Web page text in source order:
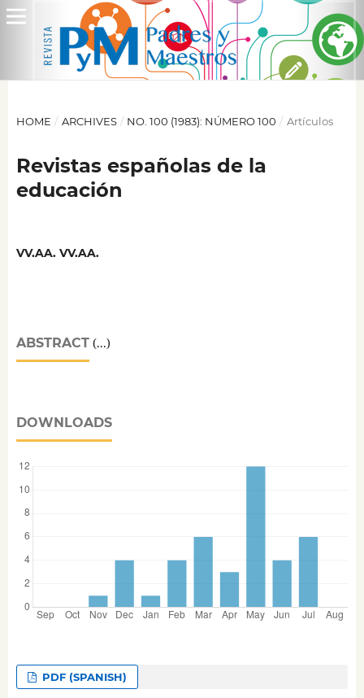
HOME / ARCHIVES / NO. 100 (1983): NÚMERO 100 / Artículos
Revistas españolas de la
educación
VV.AA. VV.AA.
ABSTRACT(...)
DOWNLOADS
PDF (SPANISH)